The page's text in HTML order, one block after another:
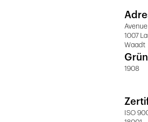
1007
Waadt
1908
ISO